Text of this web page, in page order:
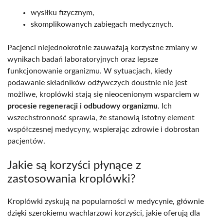
wysiłku fizycznym,
skomplikowanych zabiegach medycznych.
Pacjenci niejednokrotnie zauważają korzystne zmiany w
wynikach badań laboratoryjnych oraz lepsze
funkcjonowanie organizmu. W sytuacjach, kiedy
podawanie składników odżywczych doustnie nie jest
możliwe, kroplówki stają się nieocenionym wsparciem w
procesie regeneracji i odbudowy organizmu. Ich
wszechstronność sprawia, że stanowią istotny element
współczesnej medycyny, wspierając zdrowie i dobrostan
pacjentów.
Jakie są korzyści płynące z
zastosowania kroplówki?
Kroplówki zyskują na popularności w medycynie, głównie
dzięki szerokiemu wachlarzowi korzyści, jakie oferują dla